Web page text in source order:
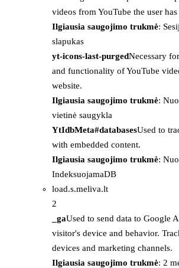
videos from YouTube the user has
Ilgiausia saugojimo trukmė:
slapukas
yt-icons-last-purgedNecessary
and functionality of YouTube
website.
Ilgiausia saugojimo trukmė:
vietinė saugykla
YtIdbMeta#databasesUsed to
with embedded content.
Ilgiausia saugojimo trukmė:
IndeksuojamaDB
load.s.meliva.lt
2
_gaUsed to send data to Google
visitor's device and behavior.
devices and marketing channels.
Ilgiausia saugojimo trukmė: 2